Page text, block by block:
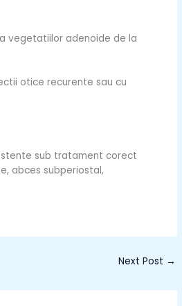
vegetatiilor adenoide de la
otice recurente sau cu
sub tratament corect
abces subperiostal,
Next Post →